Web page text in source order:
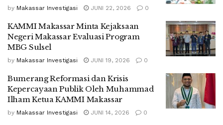
by Makassar Investigasi JUNI 22, 2026 0
KAMMI Makassar Minta Kejaksaan
Negeri Makassar Evaluasi Program
MBG Sulsel
by Makassar Investigasi JUNI 19, 2026 0
Bumerang Reformasi dan Krisis
Kepercayaan Publik Oleh Muhammad
Ilham Ketua KAMMI Makassar
by Makassar Investigasi JUNI 14, 2026 0